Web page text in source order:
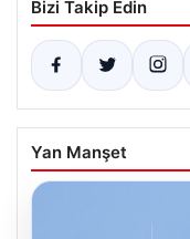
Bizi Takip Edin
Yan Manşet